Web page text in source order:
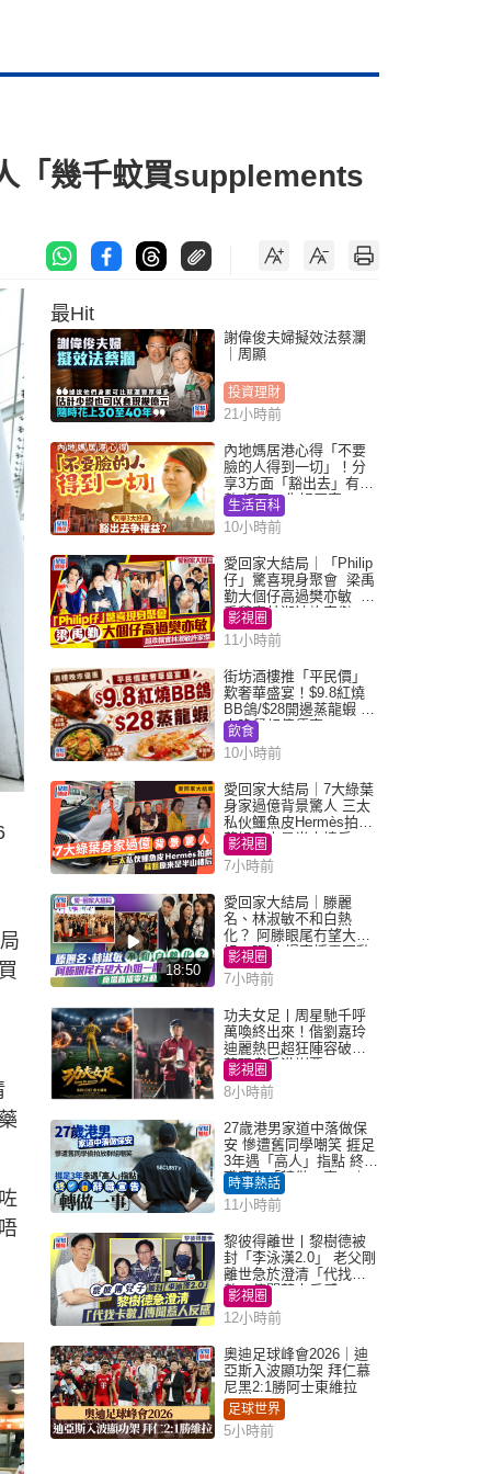
「幾千蚊買supplements
最Hit
謝偉俊夫婦擬效法蔡瀾
｜周顯
投資理財
21小時前
內地媽居港心得「不要
臉的人得到一切」！分
享3方面「豁出去」有著
數 網民：你好厲害
生活百科
10小時前
愛回家大結局｜「Philip
仔」驚喜現身聚會 梁禹
勤大個仔高過樊亦敏 超
乖黐實林淑敏許家傑
影視圈
11小時前
街坊酒樓推「平民價」
歎奢華盛宴！$9.8紅燒
BB鴿/$28開邊蒸龍蝦 3
大晚餐超值優惠
飲食
10小時前
愛回家大結局｜7大綠葉
身家過億背景驚人 三太
私伙鱷魚皮Hermès拍劇
蘇姐原來是半山樓后
影視圈
7小時前
18:50
愛回家大結局｜滕麗
名、林淑敏不和白熱
化？ 阿滕眼尾冇望大小
姐一眼 商場直播零互動
影視圈
7小時前
功夫女足丨周星馳千呼
萬喚終出來！偕劉嘉玲
迪麗熱巴超狂陣容破天
荒現身香港謝票
影視圈
8小時前
27歲港男家道中落做保
安 慘遭舊同學嘲笑 捱足
3年遇「高人」指點 終辭
職宣告「轉做一事」｜
Juicy叮
時事熱話
11小時前
黎彼得離世丨黎樹德被
封「李泳漢2.0」 老父剛
離世急於澄清「代找卡
數」傳聞惹人反感
影視圈
12小時前
奧迪足球峰會2026｜迪
亞斯入波顯功架 拜仁慕
尼黑2:1勝阿士東維拉
足球世界
5小時前